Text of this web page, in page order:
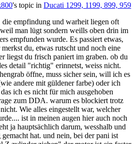
's topic in Ducati 1299, 1199, 899, 959
die empfindung und warheit liegen oft
man lügt sondern weills oben drin im
empfunden wurde. Es passiert etwas,
merkst du, etwas rutscht und noch eine
liegst du frisch paniert im graben. ob du
detail "richtig" erinnetst, weiss nicht.
öffne, muss sicher sein, will ich es
andere mit güldener farbe) oder ich
ich es nicht für mich ausgehoben
zum DDA. warum es blockiert trotz
Wie alles eingestellt war, welcher
ist in meinen augen hier auch noch
ja hauptsächlich darum, wesshalb und
hat. und nein, bei der pani ist